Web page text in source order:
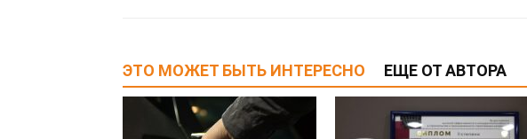
ЭТО МОЖЕТ БЫТЬ ИНТЕРЕСНО ЕЩЕ ОТ АВТОРА